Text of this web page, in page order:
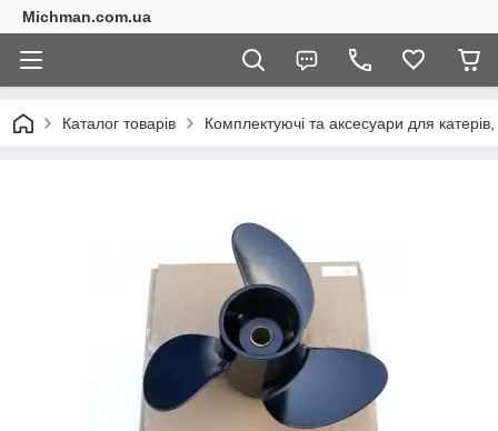
Michman.com.ua
Каталог товарів Комплектуючі та аксесуари для